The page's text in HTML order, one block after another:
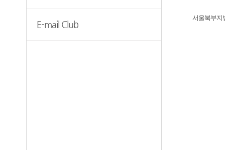
E-mail Club
서울북부지